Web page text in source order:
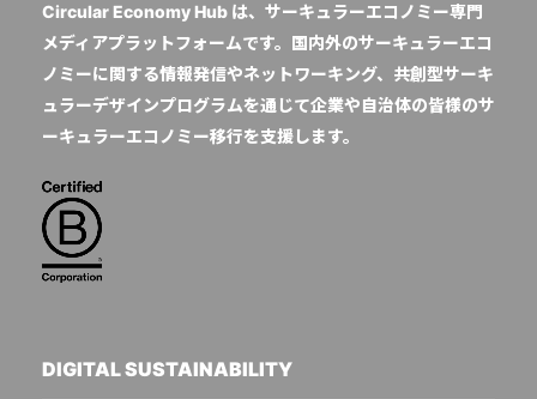
Circular Economy Hub は、サーキュラーエコノミー専門
メディアプラットフォームです。国内外のサーキュラーエコ
ノミーに関する情報発信やネットワーキング、共創型サーキ
ュラーデザインプログラムを通じて企業や自治体の皆様のサ
ーキュラーエコノミー移行を支援します。
DIGITAL SUSTAINABILITY